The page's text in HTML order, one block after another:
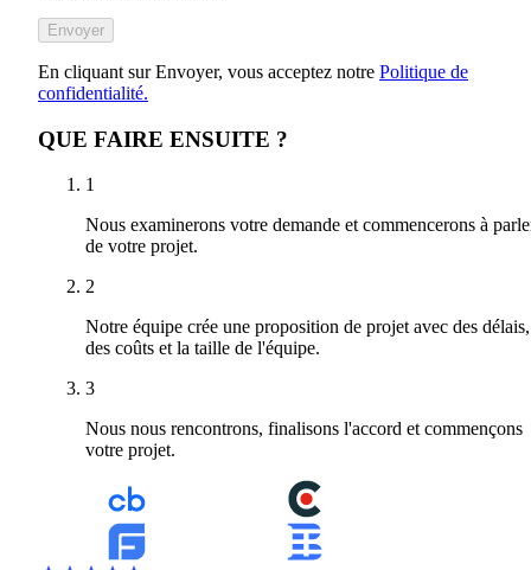
Envoyer
En cliquant sur Envoyer, vous acceptez notre Politique de
confidentialité.
QUE FAIRE ENSUITE ?
1
Nous examinerons votre demande et commencerons à
de votre projet.
2
Notre équipe crée une proposition de projet avec des délais,
des coûts et la taille de l'équipe.
3
Nous nous rencontrons, finalisons l'accord et commençons
votre projet.